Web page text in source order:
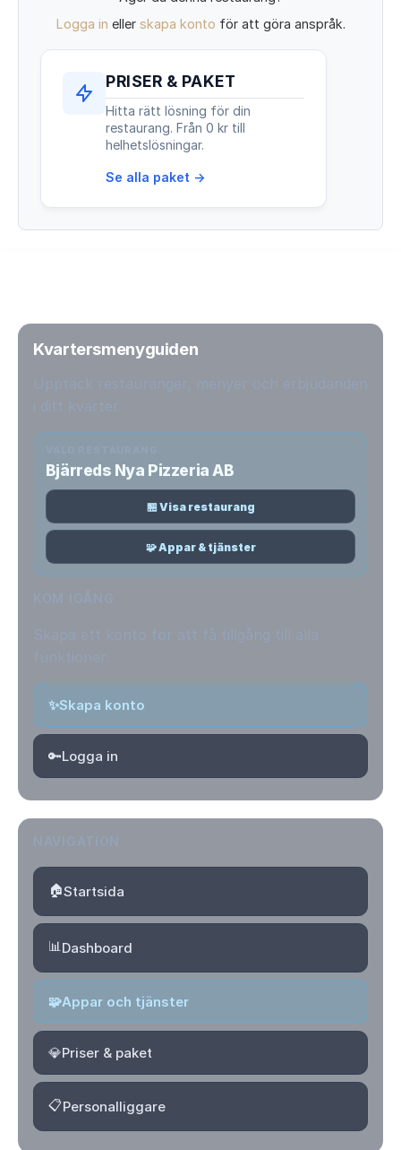
Logga in eller skapa konto för att göra anspråk.
PRISER & PAKET
Hitta rätt lösning för din
restaurang. Från 0 kr till
helhetslösningar.
Se alla paket →
Kvartersmenyguiden
Bjärreds Nya Pizzeria AB
🏪 Visa restaurang
🧩 Appar & tjänster
✨Skapa konto
🔑Logga in
🏠Startsida
📊Dashboard
🧩Appar och tjänster
💎Priser & paket
📋Personalliggare